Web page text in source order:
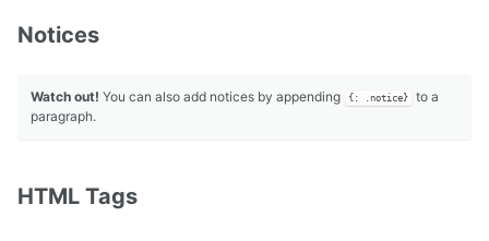
Notices
Watch out! You can also add notices by appending {: .notice}
to a
paragraph.
HTML Tags